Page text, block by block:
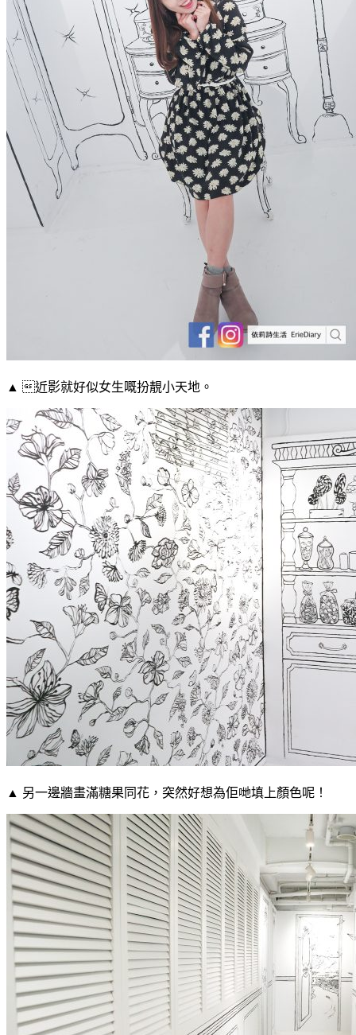
▲ 近影就好似女生嘅扮靚小天地。
▲ 另一邊牆畫滿糖果同花，突然好想為佢哋填上顏色呢！